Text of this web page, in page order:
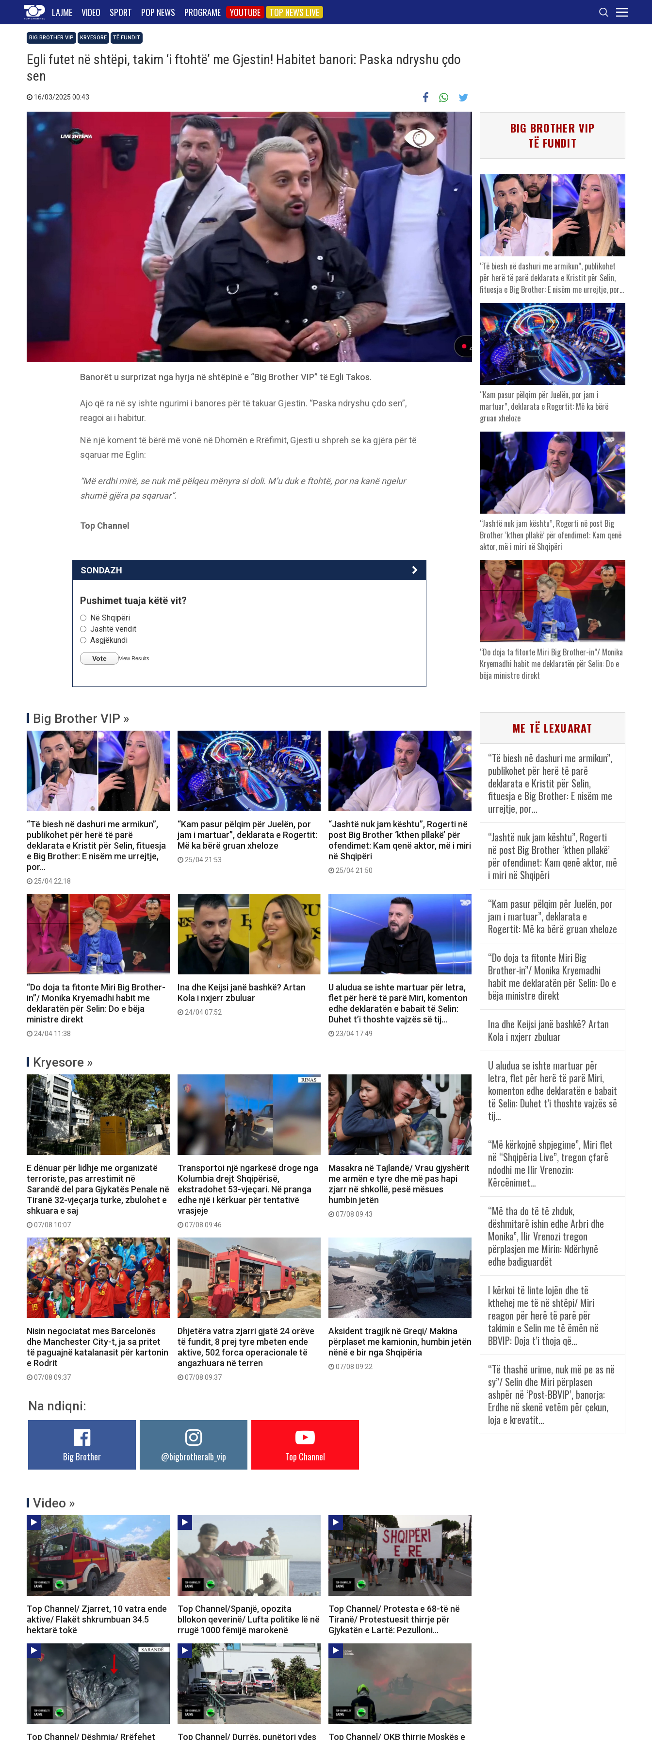
LAJME VIDEO SPORT POP NEWS PROGRAME YOUTUBE TOP NEWS LIVE
BIG BROTHER VIP KRYESORE TË FUNDIT
Egli futet në shtëpi, takim ‘i ftohtë’ me Gjestin! Habitet banori: Paska ndryshu çdo
sen
16/03/2025 00:43
Banorët u surprizat nga hyrja në shtëpinë e “Big Brother VIP” të Egli Takos.
Ajo që ra në sy ishte ngurimi i banores për të takuar Gjestin. “Paska ndryshu çdo sen”,
reagoi ai i habitur.
Në një koment të bërë më vonë në Dhomën e Rrëfimit, Gjesti u shpreh se ka gjëra për të
sqaruar me Eglin:
“Më erdhi mirë, se nuk më pëlqeu mënyra si doli. M’u duk e ftohtë, por na kanë ngelur
shumë gjëra pa sqaruar”.
Top Channel
SONDAZH
Pushimet tuaja këtë vit?
Në Shqipëri
Jashtë vendit
Asgjëkundi
Vote View Results
Big Brother VIP »
“Të biesh në dashuri me armikun”,
publikohet për herë të parë
deklarata e Kristit për Selin, fituesja
e Big Brother: E nisëm me urrejtje,
por…
25/04 22:18
“Kam pasur pëlqim për Juelën, por
jam i martuar”, deklarata e Rogertit:
Më ka bërë gruan xheloze
25/04 21:53
“Jashtë nuk jam kështu”, Rogerti në
post Big Brother ‘kthen pllakë’ për
ofendimet: Kam qenë aktor, më i miri
në Shqipëri
25/04 21:50
“Do doja ta fitonte Miri Big Brother-
in”/ Monika Kryemadhi habit me
deklaratën për Selin: Do e bëja
ministre direkt
24/04 11:38
Ina dhe Keijsi janë bashkë? Artan
Kola i nxjerr zbuluar
24/04 07:52
U aludua se ishte martuar për letra,
flet për herë të parë Miri, komenton
edhe deklaratën e babait të Selin:
Duhet t’i thoshte vajzës së tij…
23/04 17:49
Kryesore »
E dënuar për lidhje me organizatë
terroriste, pas arrestimit në
Sarandë del para Gjykatës Penale në
Tiranë 32-vjeçarja turke, zbulohet e
shkuara e saj
07/08 10:07
Transportoi një ngarkesë droge nga
Kolumbia drejt Shqipërisë,
ekstradohet 53-vjeçari. Në pranga
edhe një i kërkuar për tentativë
vrasjeje
07/08 09:46
Masakra në Tajlandë/ Vrau gjyshërit
me armën e tyre dhe më pas hapi
zjarr në shkollë, pesë mësues
humbin jetën
07/08 09:43
Nisin negociatat mes Barcelonës
dhe Manchester City-t, ja sa pritet
të paguajnë katalanasit për kartonin
e Rodrit
07/08 09:37
Dhjetëra vatra zjarri gjatë 24 orëve
të fundit, 8 prej tyre mbeten ende
aktive, 502 forca operacionale të
angazhuara në terren
07/08 09:37
Aksident tragjik në Greqi/ Makina
përplaset me kamionin, humbin jetën
nënë e bir nga Shqipëria
07/08 09:22
Na ndiqni:
Big Brother @bigbrotheralb_vip Top Channel
Video »
Top Channel/ Zjarret, 10 vatra ende
aktive/ Flakët shkrumbuan 34.5
hektarë tokë
Top Channel/Spanjë, opozita
bllokon qeverinë/ Lufta politike lë në
rrugë 1000 fëmijë marokenë
Top Channel/ Protesta e 68-të në
Tiranë/ Protestuesit thirrje për
Gjykatën e Lartë: Pezulloni…
Top Channel/ Dëshmia/ Rrëfehet Top Channel/ Durrës, punëtori vdes Top Channel/ OKB thirrje Moskës e
BIG BROTHER VIP
TË FUNDIT
“Të biesh në dashuri me armikun”, publikohet
për herë të parë deklarata e Kristit për Selin,
fituesja e Big Brother: E nisëm me urrejtje, por…
“Kam pasur pëlqim për Juelën, por jam i
martuar”, deklarata e Rogertit: Më ka bërë
gruan xheloze
“Jashtë nuk jam kështu”, Rogerti në post Big
Brother ‘kthen pllakë’ për ofendimet: Kam qenë
aktor, më i miri në Shqipëri
“Do doja ta fitonte Miri Big Brother-in”/ Monika
Kryemadhi habit me deklaratën për Selin: Do e
bëja ministre direkt
ME TË LEXUARAT
“Të biesh në dashuri me armikun”,
publikohet për herë të parë
deklarata e Kristit për Selin,
fituesja e Big Brother: E nisëm me
urrejtje, por…
“Jashtë nuk jam kështu”, Rogerti
në post Big Brother ‘kthen pllakë’
për ofendimet: Kam qenë aktor, më
i miri në Shqipëri
“Kam pasur pëlqim për Juelën, por
jam i martuar”, deklarata e
Rogertit: Më ka bërë gruan xheloze
“Do doja ta fitonte Miri Big
Brother-in”/ Monika Kryemadhi
habit me deklaratën për Selin: Do e
bëja ministre direkt
Ina dhe Keijsi janë bashkë? Artan
Kola i nxjerr zbuluar
U aludua se ishte martuar për
letra, flet për herë të parë Miri,
komenton edhe deklaratën e babait
të Selin: Duhet t’i thoshte vajzës së
tij…
“Më kërkojnë shpjegime”, Miri flet
në “Shqipëria Live”, tregon çfarë
ndodhi me Ilir Vrenozin:
Kërcënimet…
“Më tha do të të zhduk,
dëshmitarë ishin edhe Arbri dhe
Monika”, Ilir Vrenozi tregon
përplasjen me Mirin: Ndërhynë
edhe badiguardët
I kërkoi të linte lojën dhe të
kthehej me të në shtëpi/ Miri
reagon për herë të parë për
takimin e Selin me të ëmën në
BBVIP: Doja t’i thoja që…
“Të thashë urime, nuk më pe as në
sy”/ Selin dhe Miri përplasen
ashpër në ‘Post-BBVIP’, banorja:
Erdhe në skenë vetëm për çekun,
loja e krevatit…